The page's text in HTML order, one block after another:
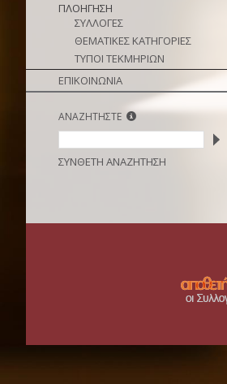
ΠΛΟΗΓΗΣΗ
ΣΥΛΛΟΓΕΣ
ΘΕΜΑΤΙΚΕΣ ΚΑΤΗΓΟΡΙΕΣ
ΤΥΠΟΙ ΤΕΚΜΗΡΙΩΝ
ΕΠΙΚΟΙΝΩΝΙΑ
ΑΝΑΖΗΤΗΣΤΕ
ΣΥΝΘΕΤΗ ΑΝΑΖΗΤΗΣΗ